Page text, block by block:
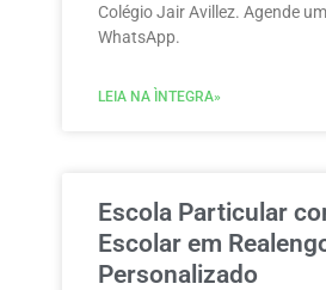
Colégio Jair Avillez. Agende
WhatsApp.
LEIA NA ÌNTEGRA»
Escola Particular
Escolar em
Personalizado